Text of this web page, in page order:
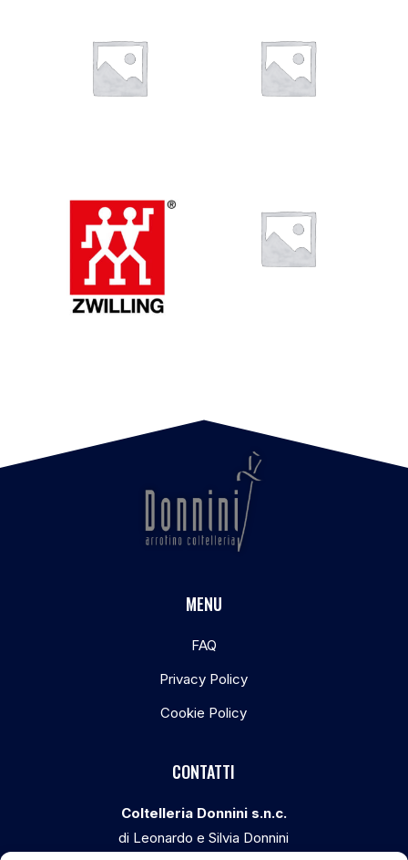
MENU
FAQ
Privacy Policy
Cookie Policy
CONTATTI
Coltelleria Donnini s.n.c.
di Leonardo e Silvia Donnini